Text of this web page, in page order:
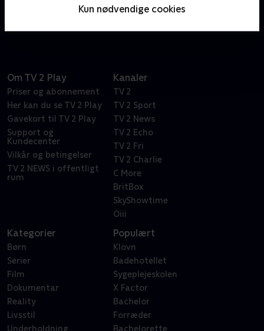
Kun nødvendige cookies
snart vendt helt på hovedet af Dylans livstil som
Om TV 2 Play
Priser og abonnement
Her kan du se TV 2 Play
Gavekort til TV 2 Play
Support og
Kundecenter
Vilkår og betingelser
TV 2 NEWS i offentligt
rum
Kanaler
TV 2
TV 2 Sport
TV 2 News
TV 2 Echo
TV 2 Fri
TV 2 Charlie
C More
BritBox
SkyShowtime
Oiii
Kategorier
Børn
Serier
Film
Dokumentar
Reality
Livsstil
Underholdning
Populært
Klovn
Badehotellet
Sygeplejeskolen
X Factor
Bachelor
Forræder
Bachelorette